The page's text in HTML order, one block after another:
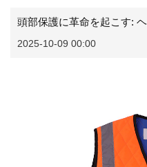
頭部保護に革命を起こす:
2025-10-09 00:00